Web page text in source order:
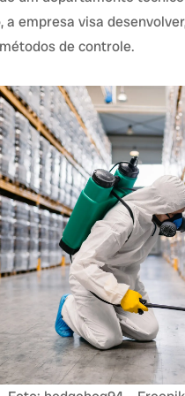
a empresa visa
de controle.